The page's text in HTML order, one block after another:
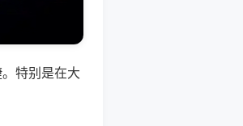
特别是在大